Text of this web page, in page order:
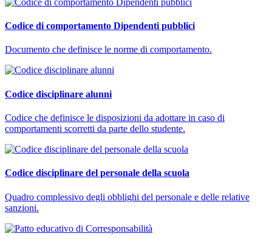
Codice di comportamento Dipendenti pubblici
Documento che definisce le norme di comportamento.
Codice disciplinare alunni
Codice che definisce le disposizioni da adottare in caso di
comportamenti scorretti da parte dello studente.
Codice disciplinare del personale della scuola
Quadro complessivo degli obblighi del personale e delle relative
sanzioni.